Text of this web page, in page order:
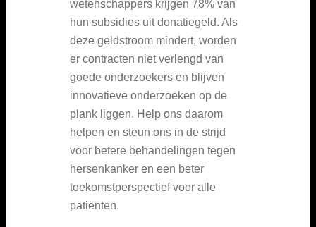
wetenschappers krijgen 78% van
hun subsidies uit donatiegeld. Als
deze geldstroom mindert, worden
er contracten niet verlengd van
goede onderzoekers en blijven
innovatieve onderzoeken op de
plank liggen. Help ons daarom
helpen en steun ons in de strijd
voor betere behandelingen tegen
hersenkanker en een beter
toekomstperspectief voor alle
patiënten.